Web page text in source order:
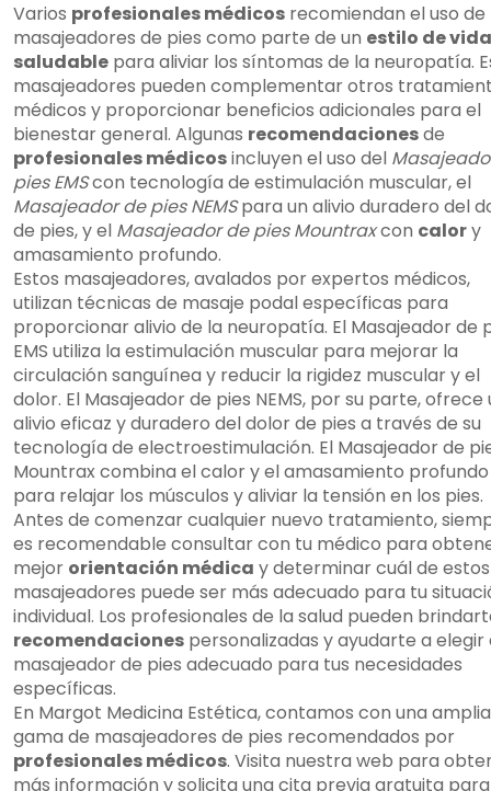
Varios profesionales médicos recomiendan el uso de
masajeadores de pies como parte de un estilo de vida
saludable para aliviar los síntomas de la neuropatía.
masajeadores pueden complementar otros
médicos y proporcionar beneficios adicionales para el
bienestar general. Algunas recomendacionesde
profesionales médicosincluyen el uso del
pies EMScon tecnología de estimulación muscular, el
Masajeador de pies NEMSpara un alivio duradero del
de pies, y el Masajeador de pies Mountraxcon calory
amasamiento profundo.
Estos masajeadores, avalados por expertos médicos,
utilizan técnicas de masaje podal específicas para
proporcionar alivio de la neuropatía. El Masajeador de
EMS utiliza la estimulación muscular para mejorar la
circulación sanguínea y reducir la rigidez muscular y el
dolor. El Masajeador de pies NEMS, por su parte, ofrece
alivio eficaz y duradero del dolor de pies a través de su
tecnología de electroestimulación. El Masajeador de
Mountrax combina el calor y el amasamiento profundo
para relajar los músculos y aliviar la tensión en los pies.
Antes de comenzar cualquier nuevo tratamiento,
es recomendable consultar con tu médico para
mejor orientación médica y determinar cuál de estos
masajeadores puede ser más adecuado para tu
individual. Los profesionales de la salud pueden
recomendaciones personalizadas y ayudarte a elegir
masajeador de pies adecuado para tus necesidades
específicas.
En Margot Medicina Estética, contamos con una amplia
gama de masajeadores de pies recomendados por
profesionales médicos. Visita nuestra web para
más información y solicita una cita previa gratuita para